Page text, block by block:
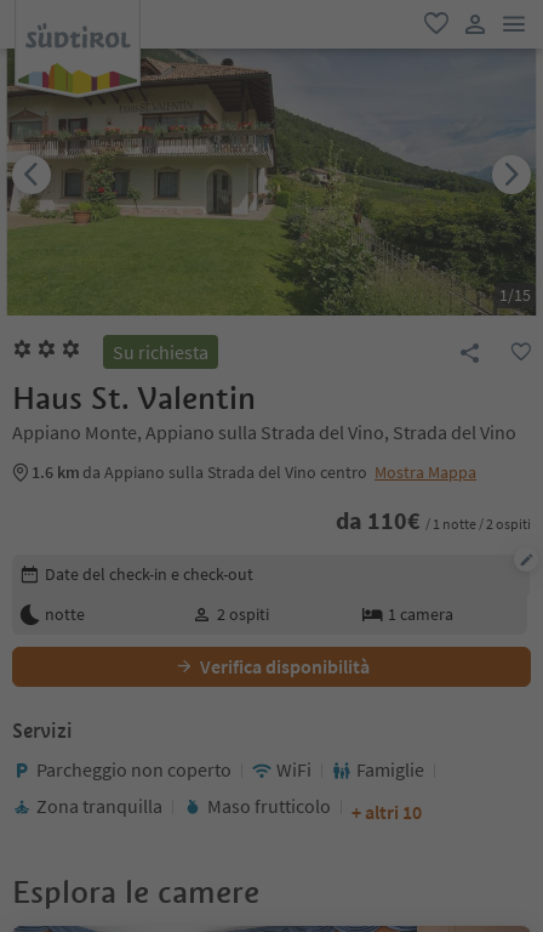
favoriti
user link
1/15
Su richiesta
Haus St. Valentin
Appiano Monte, Appiano sulla Strada del Vino, Strada del Vino
1.6 km da Appiano sulla Strada del Vino centro Mostra Mappa
da 110€ / 1 notte / 2 ospiti
Modifica i dettagli della prenotazione
Date del check-in e check-out
notte
2 ospiti 1 camera
Verifica disponibilità
Servizi
Parcheggio non coperto WiFi
Famiglie
Zona tranquilla
Maso frutticolo + altri 10
Esplora le camere